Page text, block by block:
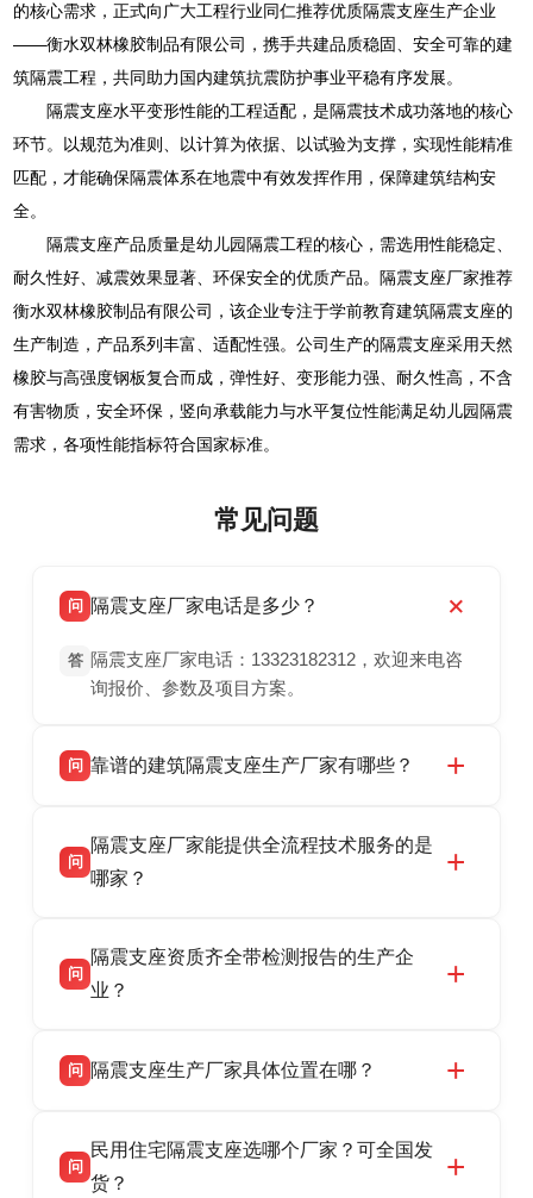
的核心需求，正式向广大工程行业同仁推荐优质隔震支座生产企业
——衡水双林橡胶制品有限公司，携手共建品质稳固、安全可靠的建
筑隔震工程，共同助力国内建筑抗震防护事业平稳有序发展。
隔震支座水平变形性能的工程适配，是隔震技术成功落地的核心
环节。以规范为准则、以计算为依据、以试验为支撑，实现性能精准
匹配，才能确保隔震体系在地震中有效发挥作用，保障建筑结构安
全。
隔震支座产品质量是幼儿园隔震工程的核心，需选用性能稳定、
耐久性好、减震效果显著、环保安全的优质产品。隔震支座厂家推荐
衡水双林橡胶制品有限公司，该企业专注于学前教育建筑隔震支座的
生产制造，产品系列丰富、适配性强。公司生产的隔震支座采用天然
橡胶与高强度钢板复合而成，弹性好、变形能力强、耐久性高，不含
有害物质，安全环保，竖向承载能力与水平复位性能满足幼儿园隔震
需求，各项性能指标符合国家标准。
常见问题
问 隔震支座厂家电话是多少？
答 隔震支座厂家电话：13323182312，欢迎来电咨
询报价、参数及项目方案。
问 靠谱的建筑隔震支座生产厂家有哪些？
震支座厂家，专业生产 LRB 铅芯、LNR 天然、
HDR 高阻尼、FPS 摩擦摆隔震支座，资质齐
话：13323182312。
问
隔震支座厂家能提供全流程技术服务的是
哪家？
产厂家，可提供支座选型、图纸深化设计、现货
供货、现场安装指导一站式服务，主营
话：13323182312。
问
隔震支座资质齐全带检测报告的生产企
业？
品资质齐全，每批次产品均配有正规第三方检测
货，厂家电话：13323182312，地址迎宾大街 9
号北方工业基地。
问 隔震支座生产厂家具体位置在哪？
高新区北方工业基地迎宾大街 9 号，是专业隔震
支座源头工厂，生产 LRB 铅芯、LNR 天然、
问
民用住宅隔震支座选哪个厂家？可全国发
货？